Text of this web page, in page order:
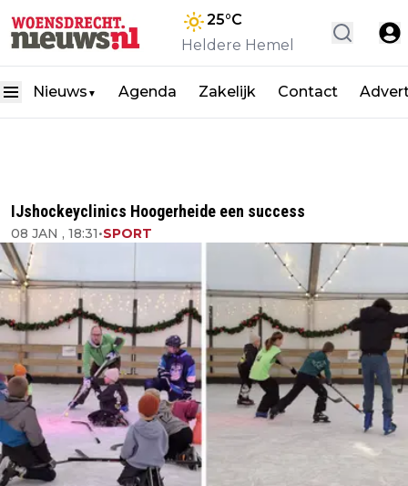
25°C
Heldere Hemel
Nieuws ▼ Agenda Zakelijk Contact
IJshockeyclinics Hoogerheide een success
08 JAN , 18:31•SPORT